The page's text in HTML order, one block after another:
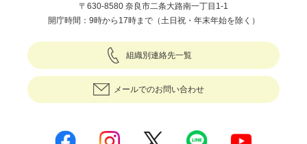
〒630-8580 奈良市二条大路南一丁目1-1
開庁時間：9時から17時まで（土日祝・年末年始を除く）
組織別連絡先一覧
メールでのお問い合わせ